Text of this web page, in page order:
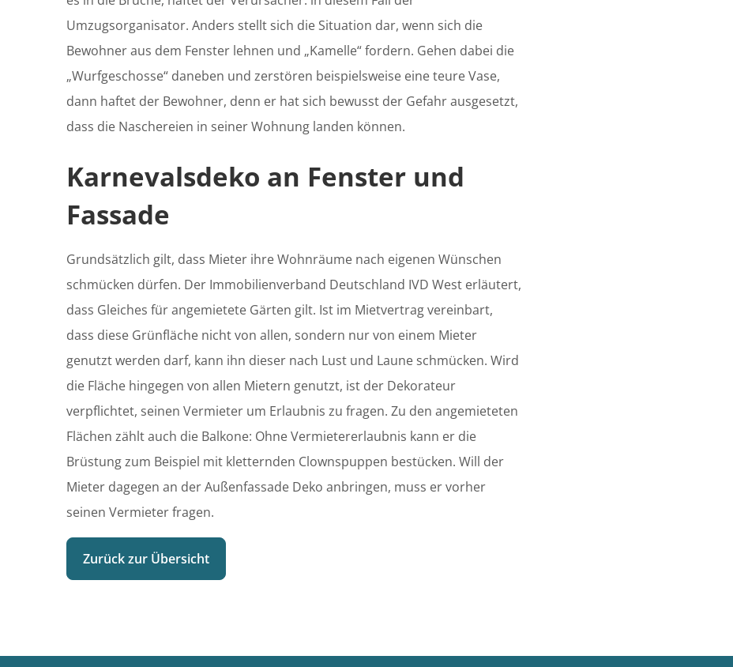
Umzugsorganisator. Anders stellt sich die Situation dar, wenn sich die
Bewohner aus dem Fenster lehnen und „Kamelle“ fordern. Gehen dabei die
„Wurfgeschosse“ daneben und zerstören beispielsweise eine teure Vase,
dann haftet der Bewohner, denn er hat sich bewusst der Gefahr ausgesetzt,
dass die Naschereien in seiner Wohnung landen können.
Karnevalsdeko an Fenster und
Fassade
Grundsätzlich gilt, dass Mieter ihre Wohnräume nach eigenen Wünschen
schmücken dürfen. Der Immobilienverband Deutschland IVD West erläutert,
dass Gleiches für angemietete Gärten gilt. Ist im Mietvertrag vereinbart,
dass diese Grünfläche nicht von allen, sondern nur von einem Mieter
genutzt werden darf, kann ihn dieser nach Lust und Laune schmücken. Wird
die Fläche hingegen von allen Mietern genutzt, ist der Dekorateur
verpflichtet, seinen Vermieter um Erlaubnis zu fragen. Zu den angemieteten
Flächen zählt auch die Balkone: Ohne Vermietererlaubnis kann er die
Brüstung zum Beispiel mit kletternden Clownspuppen bestücken. Will der
Mieter dagegen an der Außenfassade Deko anbringen, muss er vorher
seinen Vermieter fragen.
Zurück zur Übersicht